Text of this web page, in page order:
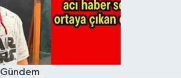
Gündem